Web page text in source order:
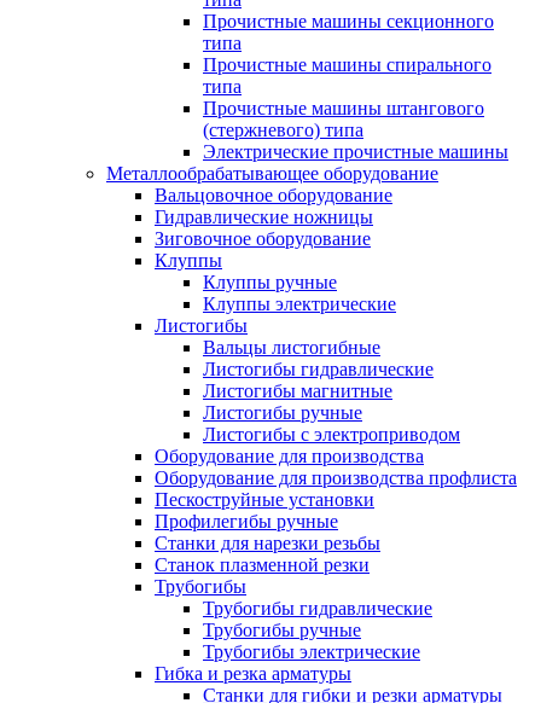
Прочистные машины секционного
типа
Прочистные машины спирального
типа
Прочистные машины штангового
(стержневого) типа
Электрические прочистные машины
Металлообрабатывающее оборудование
Вальцовочное оборудование
Гидравлические ножницы
Зиговочное оборудование
Клуппы
Клуппы ручные
Клуппы электрические
Листогибы
Вальцы листогибные
Листогибы гидравлические
Листогибы магнитные
Листогибы ручные
Листогибы с электроприводом
Оборудование для производства
Оборудование для производства профлиста
Пескоструйные установки
Профилегибы ручные
Станки для нарезки резьбы
Станок плазменной резки
Трубогибы
Трубогибы гидравлические
Трубогибы ручные
Трубогибы электрические
Гибка и резка арматуры
Станки для гибки и резки арматуры